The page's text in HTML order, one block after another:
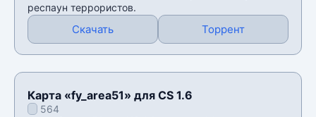
респаун террористов.
Скачать Торрент
Карта «fy_area51» для CS 1.6
564